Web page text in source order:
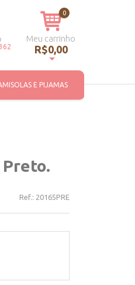
0
Meu carrinho
R$0,00
E PIJAMAS
Ref.: 20165PRE